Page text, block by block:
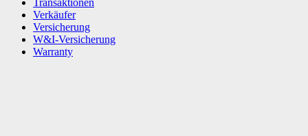
Transaktionen
Verkäufer
Versicherung
W&I-Versicherung
Warranty